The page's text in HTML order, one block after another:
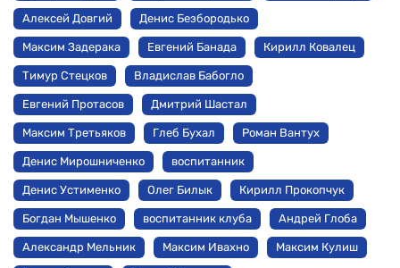
Алексей Довгий Денис Безбородько
Максим Задерака Евгений Банада Кирилл Ковалец
Тимур Стецков Владислав Бабогло
Евгений Протасов Дмитрий Шастал
Максим Третьяков Глеб Бухал Роман Вантух
Денис Мирошниченко воспитанник
Денис Устименко Олег Билык Кирилл Прокопчук
Богдан Мышенко воспитанник клуба Андрей Глоба
Александр Мельник Максим Ивахно Максим Кулиш